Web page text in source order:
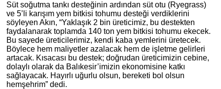
Süt soğutma tankı desteğinin ardından süt otu (Ryegrass)
ve 5’li karışım yem bitkisi tohumu desteği verdiklerini
söyleyen Akın, “Yaklaşık 2 bin üreticimiz, bu destekten
faydalanarak toplamda 140 ton yem bitkisi tohumu ekecek.
Bu sayede üreticilerimiz, kendi kaba yemlerini üretecek.
Böylece hem maliyetler azalacak hem de işletme gelirleri
artacak. Kısacası bu destek; doğrudan üreticimizin cebine,
dolaylı olarak da Balıkesir’imizin ekonomisine katkı
sağlayacak. Hayırlı uğurlu olsun, bereketi bol olsun
hemşehrim” dedi.